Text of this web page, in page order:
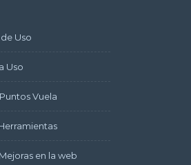
Uso
Uso
Vuela
en la web